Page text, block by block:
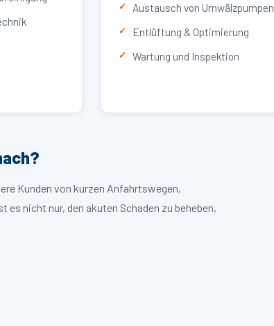
Austausch von Umwälzpumpen
Entlüftung & Optimierung
Wartung und Inspektion
Kunden von kurzen Anfahrtswegen,
nicht nur, den akuten Schaden zu beheben,